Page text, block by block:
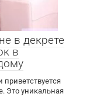
в декрете
в
Это уникальная